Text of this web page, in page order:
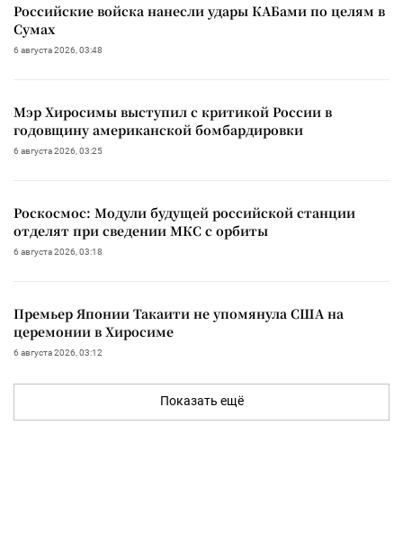
Российские войска нанесли удары КАБами по целям в
Сумах
6 августа 2026, 03:48
Мэр Хиросимы выступил с критикой России в
годовщину американской бомбардировки
6 августа 2026, 03:25
Роскосмос: Модули будущей российской станции
отделят при сведении МКС с орбиты
6 августа 2026, 03:18
Премьер Японии Такаити не упомянула США на
церемонии в Хиросиме
6 августа 2026, 03:12
Показать ещё